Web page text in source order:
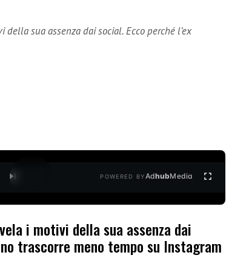
sua assenza dai social. Ecco perché l’ex
POWERED BYAdhubMedia
i motivi della sua assenza dai
trascorre meno tempo su Instagram